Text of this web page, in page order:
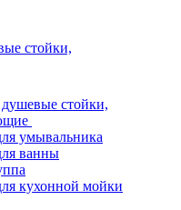
стойки,
стойки,
умывальника
ванны
кухонной мойки